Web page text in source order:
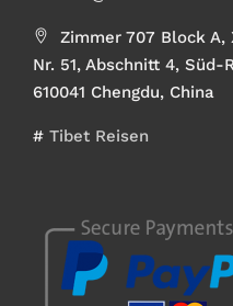
Zimmer 707 Block A,
Nr. 51, Abschnitt 4, Süd-
610041 Chengdu, China
# Tibet Reisen